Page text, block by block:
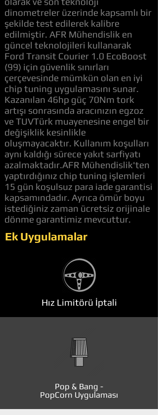
dinometreler üzerinde kapsamlı bir
şekilde test edilerek kalibre
edilmiştir. AFR Mühendislik en
güncel teknolojileri kullanarak
Ford Transit Courier 1.0 EcoBoost
(99) için güvenlik sınırları
çerçevesinde mümkün olan en iyi
chip tuning uygulamasını sunar.
Kazanılan 46hp güç 70Nm tork
artışı sonrasında aracınızın egzoz
ve TUVTürk muayenesine engel bir
değişiklik kesinlikle
oluşmayacaktır. Kullanım koşulları
aynı kaldığı sürece yakıt sarfiyatı
azalmaktadır.AFR Mühendislik'ten
yaptırdığınız chip tuning işlemleri
15 gün koşulsuz para iade garantisi
kapsamındadır. Ayrıca ömür boyu
istediğiniz zaman ücretsiz orijinale
dönme garantimiz mevcuttur.
Ek Uygulamalar
Hız Limitörü İptali
Pop & Bang -
PopCorn Uygulaması